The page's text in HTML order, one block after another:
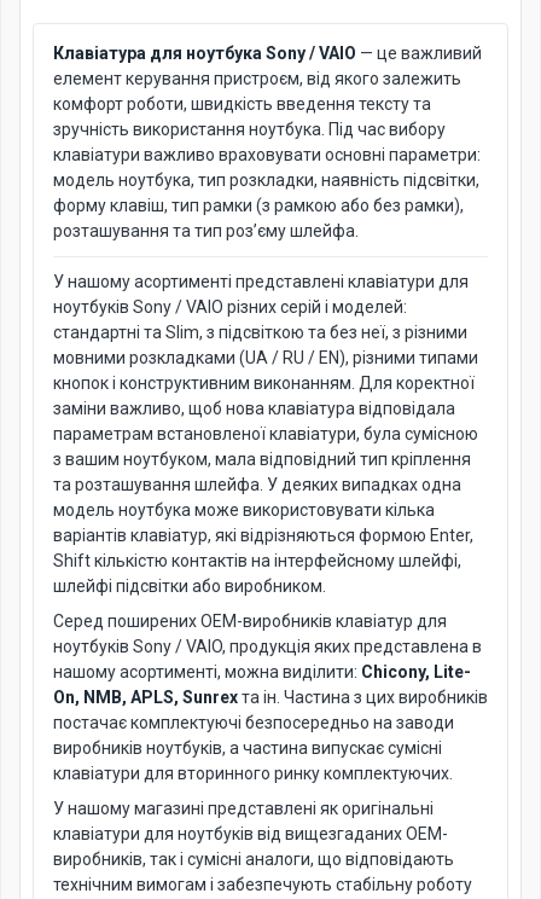
Клавіатура для ноутбука Sony / VAIO — це важливий
елемент керування пристроєм, від якого залежить
комфорт роботи, швидкість введення тексту та
зручність використання ноутбука. Під час вибору
клавіатури важливо враховувати основні параметри:
модель ноутбука, тип розкладки, наявність підсвітки,
форму клавіш, тип рамки (з рамкою або без рамки),
розташування та тип роз’єму шлейфа.
У нашому асортименті представлені клавіатури для
ноутбуків Sony / VAIO різних серій і моделей:
стандартні та Slim, з підсвіткою та без неї, з різними
мовними розкладками (UA / RU / EN), різними типами
кнопок і конструктивним виконанням. Для коректної
заміни важливо, щоб нова клавіатура відповідала
параметрам встановленої клавіатури, була сумісною
з вашим ноутбуком, мала відповідний тип кріплення
та розташування шлейфа. У деяких випадках одна
модель ноутбука може використовувати кілька
варіантів клавіатур, які відрізняються формою Enter,
Shift кількістю контактів на інтерфейсному шлейфі,
шлейфі підсвітки або виробником.
Серед поширених OEM-виробників клавіатур для
ноутбуків Sony / VAIO, продукція яких представлена в
нашому асортименті, можна виділити: Chicony, Lite-
On, NMB, APLS, Sunrexта ін. Частина з цих виробників
постачає комплектуючі безпосередньо на заводи
виробників ноутбуків, а частина випускає сумісні
клавіатури для вторинного ринку комплектуючих.
У нашому магазині представлені як оригінальні
клавіатури для ноутбуків від вищезгаданих OEM-
виробників, так і сумісні аналоги, що відповідають
технічним вимогам і забезпечують стабільну роботу